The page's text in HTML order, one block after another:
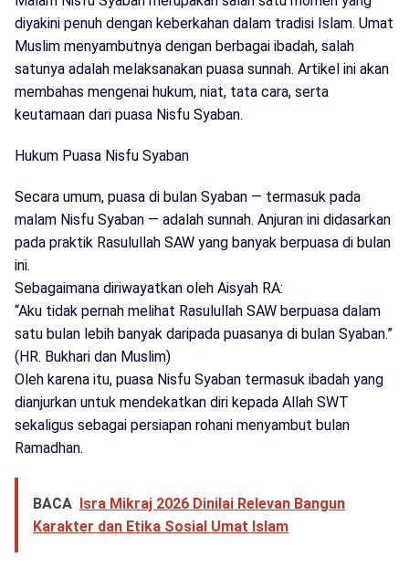
diyakini penuh dengan keberkahan dalam tradisi Islam. Umat
Muslim menyambutnya dengan berbagai ibadah, salah
satunya adalah melaksanakan puasa sunnah. Artikel ini akan
membahas mengenai hukum, niat, tata cara, serta
keutamaan dari puasa Nisfu Syaban.
Hukum Puasa Nisfu Syaban
Secara umum, puasa di bulan Syaban — termasuk pada
malam Nisfu Syaban — adalah sunnah. Anjuran ini didasarkan
pada praktik Rasulullah SAW yang banyak berpuasa di bulan
ini.
Sebagaimana diriwayatkan oleh Aisyah RA:
“Aku tidak pernah melihat Rasulullah SAW berpuasa dalam
satu bulan lebih banyak daripada puasanya di bulan Syaban.”
(HR. Bukhari dan Muslim)
Oleh karena itu, puasa Nisfu Syaban termasuk ibadah yang
dianjurkan untuk mendekatkan diri kepada Allah SWT
sekaligus sebagai persiapan rohani menyambut bulan
Ramadhan.
BACA Isra Mikraj 2026 Dinilai Relevan Bangun
Karakter dan Etika Sosial Umat Islam